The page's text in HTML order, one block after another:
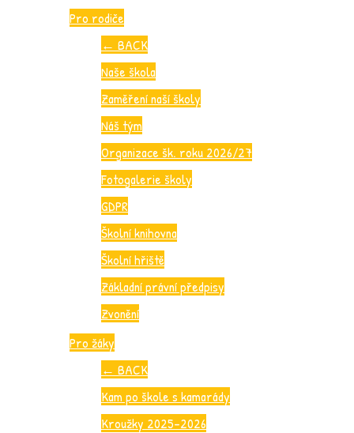
Pro rodiče
← BACK
Naše škola
Zaměření naší školy
Náš tým
Organizace šk. roku 2026/27
Fotogalerie školy
GDPR
Školní knihovna
Školní hřiště
Základní právní předpisy
Zvonění
Pro žáky
← BACK
Kam po škole s kamarády
Kroužky 2025-2026